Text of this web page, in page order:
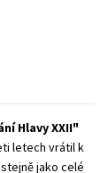
Hlavy XXII
letech vrátil k
jako celé